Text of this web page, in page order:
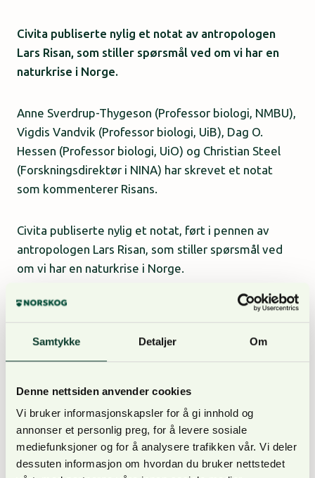
Samtykke Detaljer Om
Denne nettsiden anvender cookies
Vi bruker informasjonskapsler for å gi innhold og
annonser et personlig preg, for å levere sosiale
mediefunksjoner og for å analysere trafikken vår. Vi deler
dessuten informasjon om hvordan du bruker nettstedet
Civita publiserte nylig et notat av antropologen
Lars Risan, som stiller spørsmål ved om vi har en
naturkrise i Norge.
Anne Sverdrup-Thygeson (Professor biologi, NMBU),
Vigdis Vandvik (Professor biologi, UiB), Dag O.
Hessen (Professor biologi, UiO) og Christian Steel
(Forskningsdirektør i NINA) har skrevet et notat
som kommenterer Risans.
Civita publiserte nylig et notat, ført i pennen av
antropologen Lars Risan, som stiller spørsmål ved
om vi har en naturkrise i Norge.
– I sin argumentasjon for at så ikke er tilfelle, bruker
sagt og ment, anekdoter fra svigerfamiliens
setereiendom, og et selektivt utvalg kartdata fra
myndighetene. Risans tekst synes å ha tre
hovedhensikter: For det første, å skape en
forestilling om at vi økologer tar feil når vi beskriver
tilstanden i norsk natur som en ‘krise’, samt at vi
baserer våre konklusjoner om tilstand og trender i